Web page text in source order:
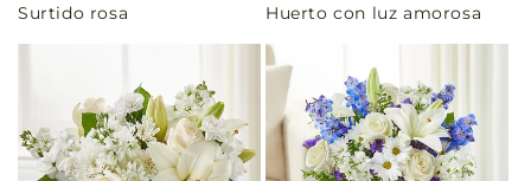
habitual
Surtido rosa
habitual
Huerto con luz amorosa